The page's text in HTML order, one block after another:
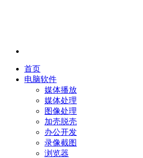
首页
电脑软件
媒体播放
媒体处理
图像处理
加壳脱壳
办公开发
录像截图
浏览器